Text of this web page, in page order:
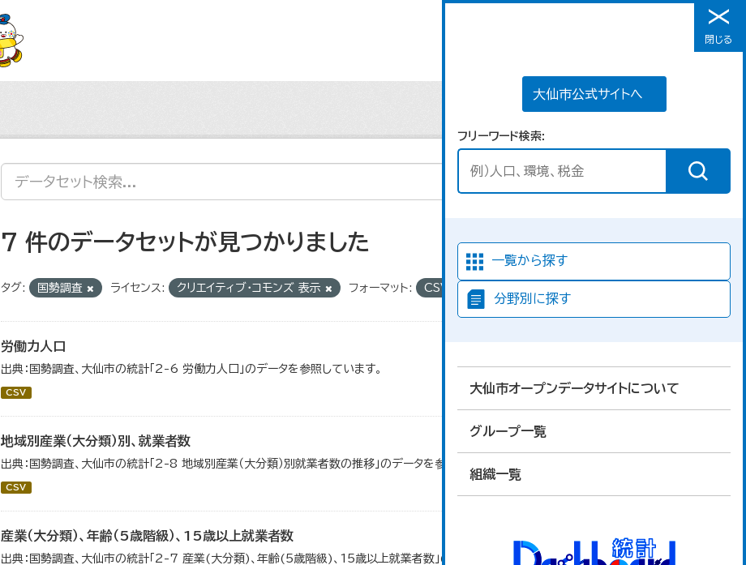
メニュー
大仙市公式サイトへ
フリーワード検索
一覧から探す
分野別に探す
大仙市オープンデータサイトについて
グループ一覧
組織一覧
閉じる
7 件のデータセットが見つかりました
タグ: 国勢調査 ライセンス: クリエイティブ・コモンズ 表示 フォーマット: CSV
労働力人口
出典：国勢調査、大仙市の統計「2-6 労働力人口」のデータを参照しています。
CSV
地域別産業（大分類）別、就業者数
出典：国勢調査、大仙市の統計「2-8 地域別産業（大分類）別就業者数の推移」のデータを参照しています。
CSV
産業（大分類）、年齢（5歳階級）、15歳以上就業者数
出典：国勢調査、大仙市の統計「2-7 産業(大分類)、年齢(5歳階級)、15歳以上就業者数」のデータを参照しています。